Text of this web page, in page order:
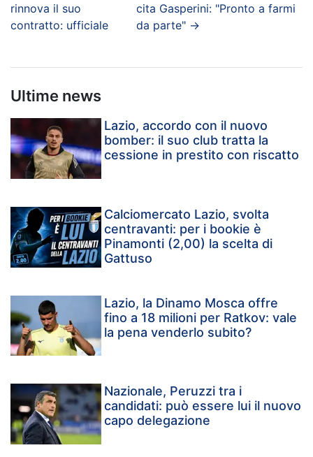
rinnova il suo
contratto: ufficiale
cita Gasperini: "Pronto a farmi
da parte"→
Ultime news
Lazio, accordo con il nuovo
bomber: il suo club tratta la
cessione in prestito con riscatto
Calciomercato Lazio, svolta
centravanti: per i bookie è
Pinamonti (2,00) la scelta di
Gattuso
Lazio, la Dinamo Mosca offre
fino a 18 milioni per Ratkov: vale
la pena venderlo subito?
Nazionale, Peruzzi tra i
candidati: può essere lui il nuovo
capo delegazione